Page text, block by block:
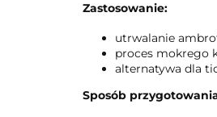
Zastosowanie:
utrwalanie
proces mokrego
alternatywa dla
Sposób